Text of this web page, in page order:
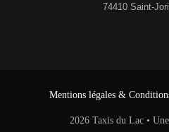
74410 Saint-
Mentions légales &
2026 Taxis du Lac •